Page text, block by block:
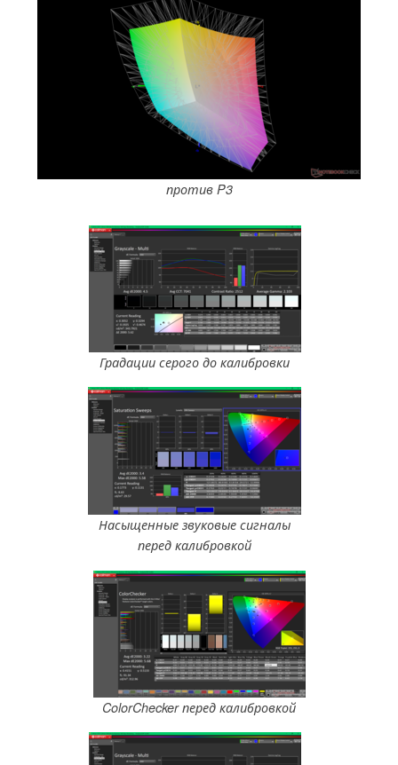
против P3
Градации серого до калибровки
Насыщенные звуковые сигналы
перед калибровкой
ColorChecker перед калибровкой